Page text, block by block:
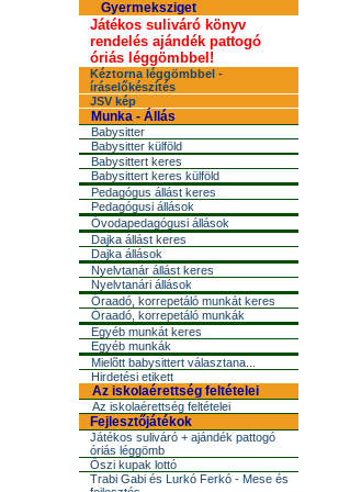
Gyermeksziget
Játékos suliváró könyv
rendelés ajándék pattogó
óriás léggömbbel!
Kéztorna léggömbbel -
íráselőkészítés
JSV kép
Munka - Állás
Babysitter
Babysitter külföld
Babysittert keres
Babysittert keres külföld
Pedagógus állást keres
Pedagógusi állások
Óvodapedagógusi állások
Dajka állást keres
Dajka állások
Nyelvtanár állást keres
Nyelvtanári állások
Óraadó, korrepetáló munkát keres
Óraadó, korrepetáló munkák
Egyéb munkát keres
Egyéb munkák
Mielõtt babysittert választana...
Hirdetési etikett
Az iskolaérettség feltételei
Az iskolaérettség feltételei
Fejlesztőjátékok
Játékos suliváró + ajándék pattogó
óriás léggömb
Őszi kupak lottó
Trabi Gabi és Lurkó Ferkó - Mese és